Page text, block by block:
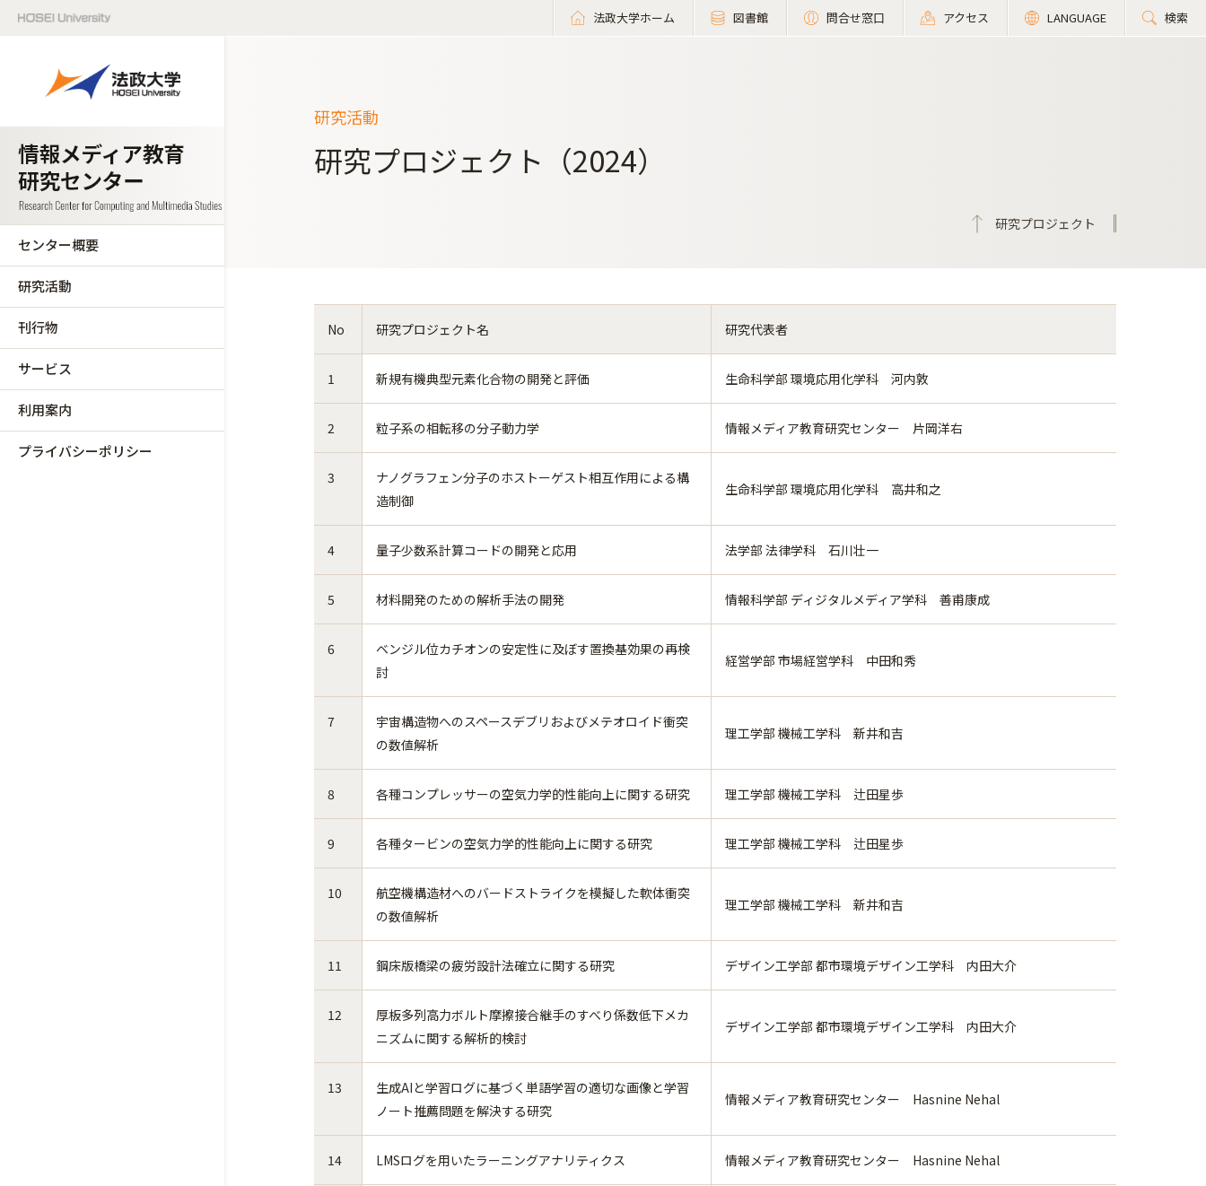
法政大学ホーム 図書館 問合せ窓口 アクセス LANGUAGE 検索
センター概要
研究活動
刊行物
サービス
利用案内
プライバシーポリシー
研究活動
研究プロジェクト（2024）
研究プロジェクト
No 研究プロジェクト名 研究代表者
1 新規有機典型元素化合物の開発と評価 生命科学部 環境応用化学科 河内敦
2 粒子系の相転移の分子動力学 情報メディア教育研究センター 片岡洋右
3
ナノグラフェン分子のホストーゲスト相互作用による構
造制御
生命科学部 環境応用化学科 高井和之
4 量子少数系計算コードの開発と応用 法学部 法律学科 石川壮一
5 材料開発のための解析手法の開発 情報科学部 ディジタルメディア学科 善甫康成
6
ベンジル位カチオンの安定性に及ぼす置換基効果の再検
討
経営学部 市場経営学科 中田和秀
7
宇宙構造物へのスペースデブリおよびメテオロイド衝突
の数値解析
理工学部 機械工学科 新井和吉
8 各種コンプレッサーの空気力学的性能向上に関する研究 理工学部 機械工学科 辻田星歩
9 各種タービンの空気力学的性能向上に関する研究 理工学部 機械工学科 辻田星歩
10
航空機構造材へのバードストライクを模擬した軟体衝突
の数値解析
理工学部 機械工学科 新井和吉
11 鋼床版橋梁の疲労設計法確立に関する研究 デザイン工学部 都市環境デザイン工学科 内田大介
12
厚板多列高力ボルト摩擦接合継手のすべり係数低下メカ
ニズムに関する解析的検討
デザイン工学部 都市環境デザイン工学科 内田大介
13
生成AIと学習ログに基づく単語学習の適切な画像と学習
ノート推薦問題を解決する研究
情報メディア教育研究センター Hasnine Nehal
14 LMSログを用いたラーニングアナリティクス 情報メディア教育研究センター Hasnine Nehal